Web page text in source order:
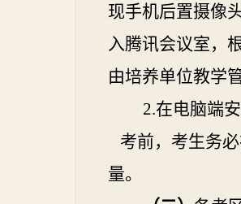
现手机后置摄像
入腾讯会议室，
由培养单位教学
2.在电脑端
考前，考生务
量。